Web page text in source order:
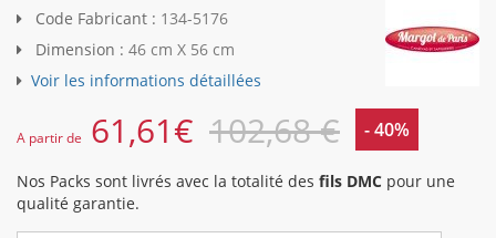
Code Fabricant : 134-5176
Dimension : 46 cm X 56 cm
Voir les informations détaillées
A partir de 61,61€ 102,68 € - 40%
Nos Packs sont livrés avec la totalité des fils DMC pour une
qualité garantie.